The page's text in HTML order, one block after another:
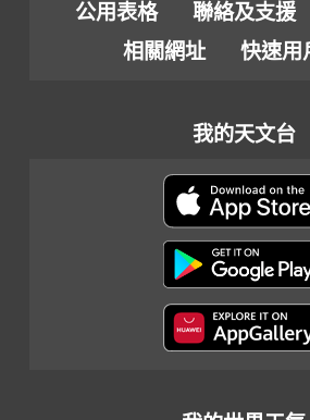
公用表格 聯絡及支援
相關網址
快速用
我的天文台